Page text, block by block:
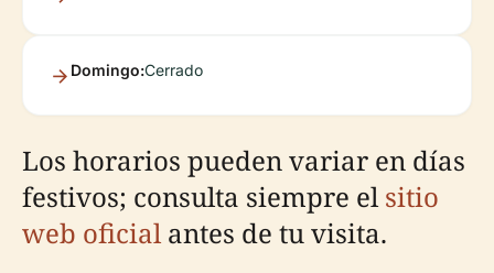
Domingo:Cerrado
Los horarios pueden variar en días
festivos; consulta siempre elsitio
web oficialantes de tu visita.